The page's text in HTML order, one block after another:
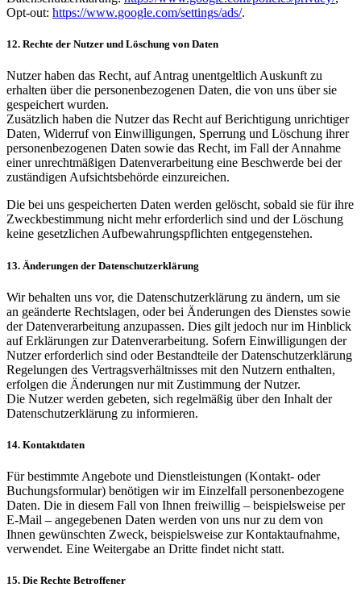
Opt-out: https://www.google.com/settings/ads/.
12. Rechte der Nutzer und Löschung von Daten
Nutzer haben das Recht, auf Antrag unentgeltlich Auskunft zu
erhalten über die personenbezogenen Daten, die von uns über sie
gespeichert wurden.
Zusätzlich haben die Nutzer das Recht auf Berichtigung unrichtiger
Daten, Widerruf von Einwilligungen, Sperrung und Löschung ihrer
personenbezogenen Daten sowie das Recht, im Fall der Annahme
einer unrechtmäßigen Datenverarbeitung eine Beschwerde bei der
zuständigen Aufsichtsbehörde einzureichen.
Die bei uns gespeicherten Daten werden gelöscht, sobald sie für ihre
Zweckbestimmung nicht mehr erforderlich sind und der Löschung
keine gesetzlichen Aufbewahrungspflichten entgegenstehen.
13. Änderungen der Datenschutzerklärung
Wir behalten uns vor, die Datenschutzerklärung zu ändern, um sie
an geänderte Rechtslagen, oder bei Änderungen des Dienstes sowie
der Datenverarbeitung anzupassen. Dies gilt jedoch nur im Hinblick
auf Erklärungen zur Datenverarbeitung. Sofern Einwilligungen der
Nutzer erforderlich sind oder Bestandteile der Datenschutzerklärung
Regelungen des Vertragsverhältnisses mit den Nutzern enthalten,
erfolgen die Änderungen nur mit Zustimmung der Nutzer.
Die Nutzer werden gebeten, sich regelmäßig über den Inhalt der
Datenschutzerklärung zu informieren.
14. Kontaktdaten
Für bestimmte Angebote und Dienstleistungen (Kontakt- oder
Buchungsformular) benötigen wir im Einzelfall personenbezogene
Daten. Die in diesem Fall von Ihnen freiwillig – beispielsweise per
E-Mail – angegebenen Daten werden von uns nur zu dem von
Ihnen gewünschten Zweck, beispielsweise zur Kontaktaufnahme,
verwendet. Eine Weitergabe an Dritte findet nicht statt.
15. Die Rechte Betroffener